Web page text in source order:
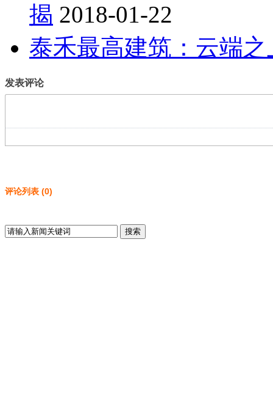
揭 2018-01-22
泰禾最高建筑：云端
发表评论
评论列表 (0)